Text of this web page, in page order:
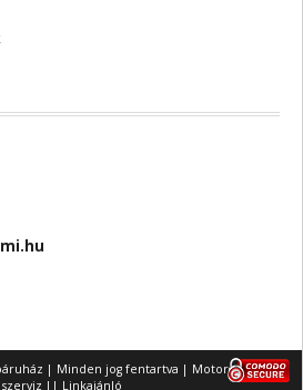
| Minden jog fentartva | Motorgumi,
|| Linkajánló